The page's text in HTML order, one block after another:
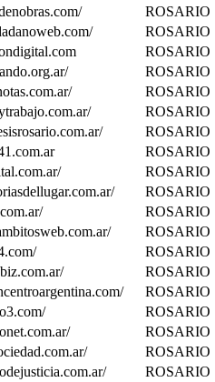
ROSARIO
ROSARIO
ROSARIO
ROSARIO
ROSARIO
ROSARIO
ROSARIO
ROSARIO
ROSARIO
ROSARIO
ROSARIO
ROSARIO
ROSARIO
ROSARIO
ROSARIO
ROSARIO
ROSARIO
ROSARIO
ROSARIO